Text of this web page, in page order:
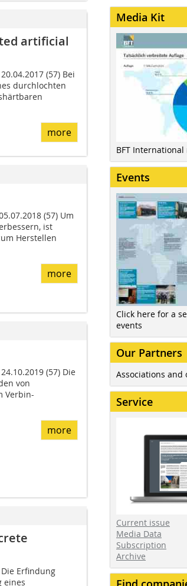
artificial
(57) Bei
durchlochten
more
(57) Um
ist
Herstellen
more
(57) Die
von
Verbin-
more
Die Erfindung
eines
Media Kit
BFT
Events
Click here for a
events
Our Partners
Associations and
Service
Current issue
Media Data
Subscription
Archive